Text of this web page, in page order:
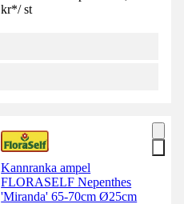
kr*/ st
Kannranka ampel
FLORASELF Nepenthes
'Miranda' 65-70cm Ø25cm